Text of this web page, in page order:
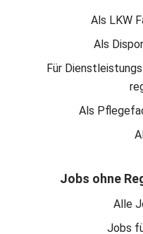
Als LKW
Als
Für
Als
Jobs ohne
Alle
Jobs